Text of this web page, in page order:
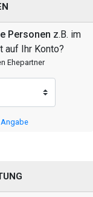
Personen z.B. im
auf Ihr Konto?
Ehepartner